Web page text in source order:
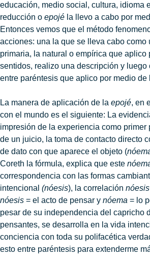
educación, medio social, cultura, idioma
reducción o epojé la llevo a cabo por
Entonces vemos que el método
acciones: una la que se lleva cabo como
primaria, la natural o empírica que aplico
sentidos, realizo una descripción y luego
entre paréntesis que aplico por medio de
La manera de aplicación de la epojé, en
con el mundo es el siguiente: La
impresión de la experiencia como primer
de un juicio, la toma de contacto directo
de dato con que aparece el objeto (
Coreth la fórmula, explica que este
correspondencia con las formas
intencional (nóesis), la correlación
nóesis = el acto de pensar y nóema = lo
pesar de su independencia del capricho
pensantes, se desarrolla en la vida
conciencia con toda su polifacética
esto entre paréntesis para extenderme